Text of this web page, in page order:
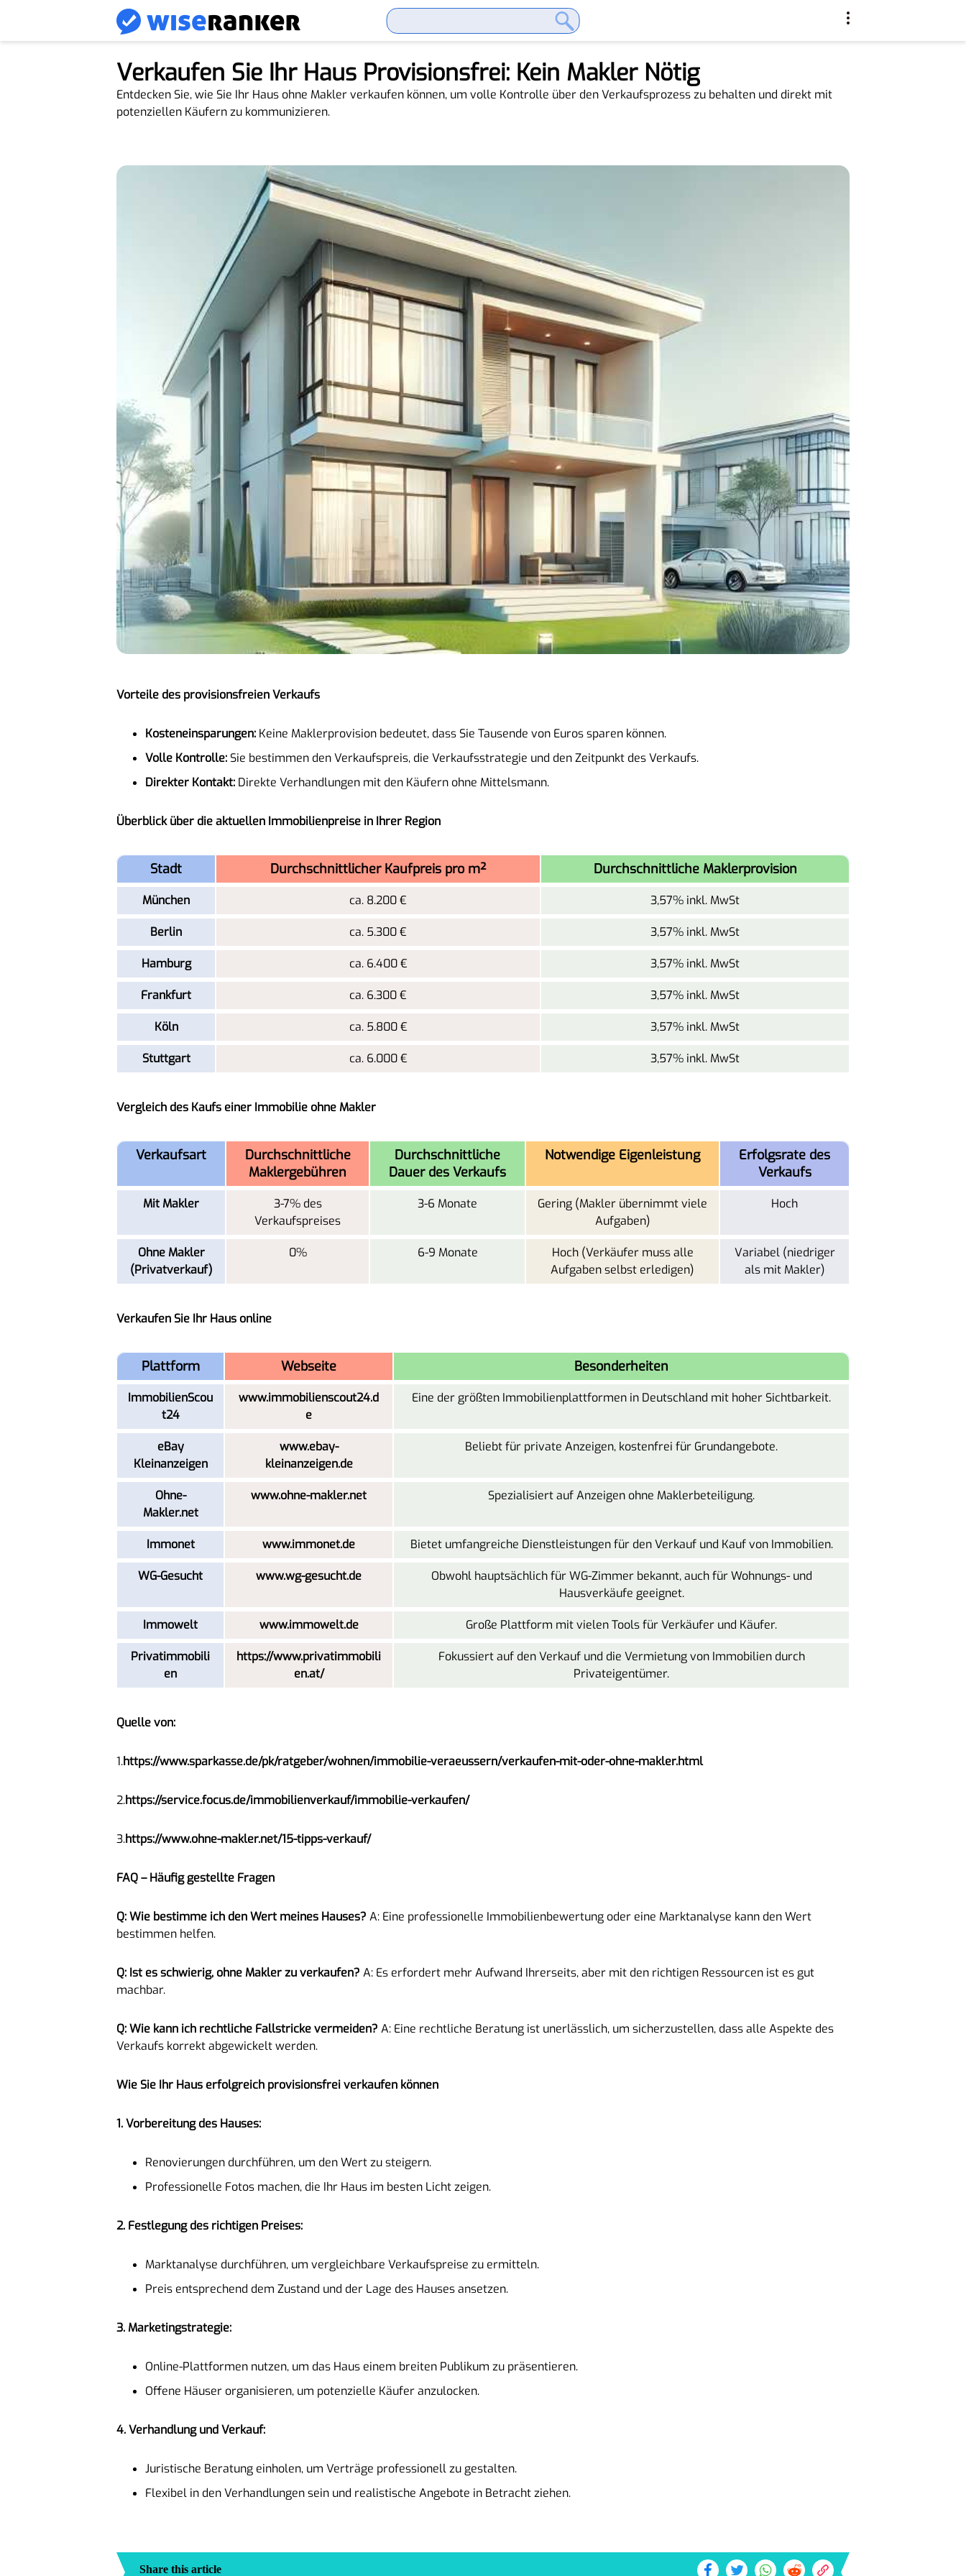
Verkaufen Sie Ihr Haus Provisionsfrei: Kein Makler Nötig
Entdecken Sie, wie Sie Ihr Haus ohne Makler verkaufen können, um volle Kontrolle über den Verkaufsprozess zu behalten und direkt mit
potenziellen Käufern zu kommunizieren.
Vorteile des provisionsfreien Verkaufs
Kosteneinsparungen: Keine Maklerprovision bedeutet, dass Sie Tausende von Euros sparen können.
Volle Kontrolle: Sie bestimmen den Verkaufspreis, die Verkaufsstrategie und den Zeitpunkt des Verkaufs.
Direkter Kontakt: Direkte Verhandlungen mit den Käufern ohne Mittelsmann.
Überblick über die aktuellen Immobilienpreise in Ihrer Region
Stadt Durchschnittlicher Kaufpreis pro m² Durchschnittliche Maklerprovision
München ca. 8.200 € 3,57% inkl. MwSt
Berlin ca. 5.300 € 3,57% inkl. MwSt
Hamburg ca. 6.400 € 3,57% inkl. MwSt
Frankfurt ca. 6.300 € 3,57% inkl. MwSt
Köln ca. 5.800 € 3,57% inkl. MwSt
Stuttgart ca. 6.000 € 3,57% inkl. MwSt
Vergleich des Kaufs einer Immobilie ohne Makler
Verkaufsart
Durchschnittliche
Maklergebühren
Durchschnittliche
Dauer des Verkaufs
Notwendige Eigenleistung
Erfolgsrate des
Verkaufs
Mit Makler
3-7% des
Verkaufspreises
3-6 Monate
Gering (Makler übernimmt viele
Aufgaben)
Hoch
Ohne Makler
(Privatverkauf)
0% 6-9 Monate
Hoch (Verkäufer muss alle
Aufgaben selbst erledigen)
Variabel (niedriger
als mit Makler)
Verkaufen Sie Ihr Haus online
Plattform Webseite Besonderheiten
ImmobilienScou
t24
www.immobilienscout24.d
e
Eine der größten Immobilienplattformen in Deutschland mit hoher Sichtbarkeit.
eBay
Kleinanzeigen
www.ebay-
kleinanzeigen.de
Beliebt für private Anzeigen, kostenfrei für Grundangebote.
Ohne-
Makler.net
www.ohne-makler.net Spezialisiert auf Anzeigen ohne Maklerbeteiligung.
Immonet www.immonet.de Bietet umfangreiche Dienstleistungen für den Verkauf und Kauf von Immobilien.
WG-Gesucht www.wg-gesucht.de
Obwohl hauptsächlich für WG-Zimmer bekannt, auch für Wohnungs- und
Hausverkäufe geeignet.
Immowelt www.immowelt.de Große Plattform mit vielen Tools für Verkäufer und Käufer.
Privatimmobili
en
https://www.privatimmobili
en.at/
Fokussiert auf den Verkauf und die Vermietung von Immobilien durch
Privateigentümer.
Quelle von:
1.https://www.sparkasse.de/pk/ratgeber/wohnen/immobilie-veraeussern/verkaufen-mit-oder-ohne-makler.html
2.https://service.focus.de/immobilienverkauf/immobilie-verkaufen/
3.https://www.ohne-makler.net/15-tipps-verkauf/
FAQ – Häufig gestellte Fragen
Q: Wie bestimme ich den Wert meines Hauses? A: Eine professionelle Immobilienbewertung oder eine Marktanalyse kann den Wert
bestimmen helfen.
Q: Ist es schwierig, ohne Makler zu verkaufen? A: Es erfordert mehr Aufwand Ihrerseits, aber mit den richtigen Ressourcen ist es gut
machbar.
Q: Wie kann ich rechtliche Fallstricke vermeiden? A: Eine rechtliche Beratung ist unerlässlich, um sicherzustellen, dass alle Aspekte des
Verkaufs korrekt abgewickelt werden.
Wie Sie Ihr Haus erfolgreich provisionsfrei verkaufen können
1. Vorbereitung des Hauses:
Renovierungen durchführen, um den Wert zu steigern.
Professionelle Fotos machen, die Ihr Haus im besten Licht zeigen.
2. Festlegung des richtigen Preises:
Marktanalyse durchführen, um vergleichbare Verkaufspreise zu ermitteln.
Preis entsprechend dem Zustand und der Lage des Hauses ansetzen.
3. Marketingstrategie:
Online-Plattformen nutzen, um das Haus einem breiten Publikum zu präsentieren.
Offene Häuser organisieren, um potenzielle Käufer anzulocken.
4. Verhandlung und Verkauf:
Juristische Beratung einholen, um Verträge professionell zu gestalten.
Flexibel in den Verhandlungen sein und realistische Angebote in Betracht ziehen.
Share this article